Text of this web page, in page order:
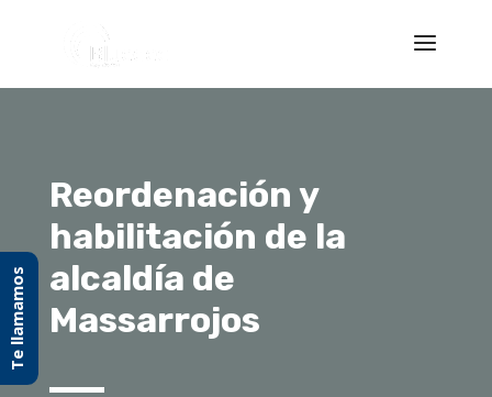
Reordenación y
habilitación de la
alcaldía de
Massarrojos
Te llamamos